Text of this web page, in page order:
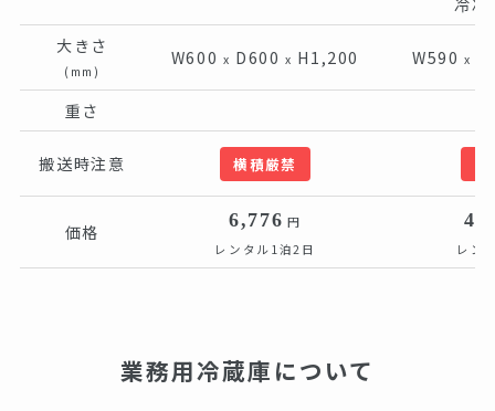
冷凍
大きさ
(mm)
W600 x D600x H1,200 W590x
重さ
搬送時注意 横積厳禁
価格
6,776 円
レンタル1泊2日
レン
業務用冷蔵庫について